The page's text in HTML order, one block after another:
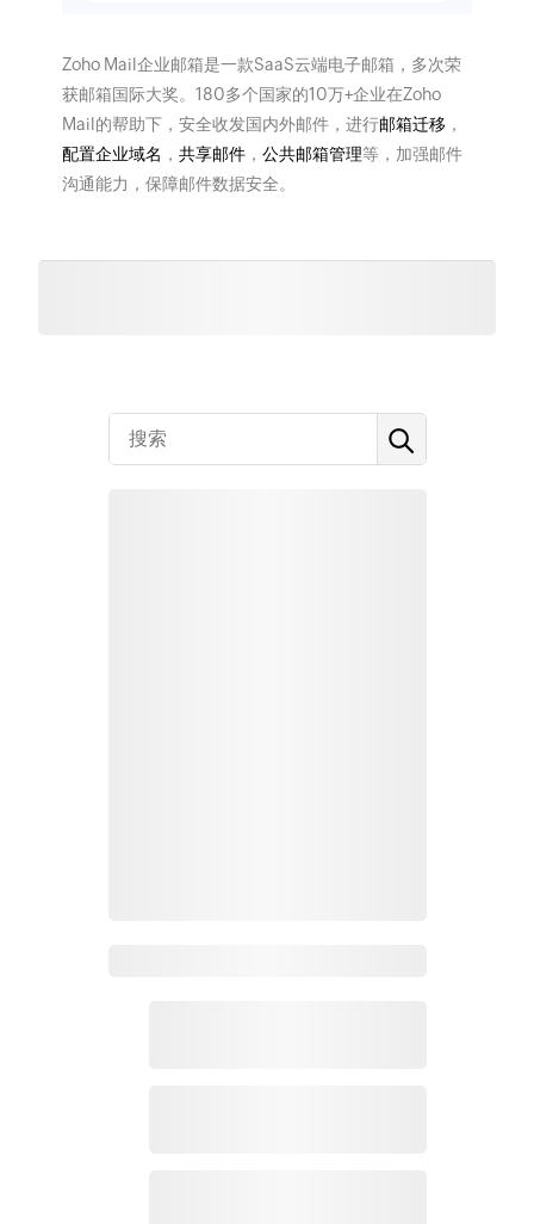
Zoho Mail企业邮箱是一款SaaS云端电子邮箱，多次荣
获邮箱国际大奖。180多个国家的10万+企业在Zoho
Mail的帮助下，安全收发国内外邮件，进行邮箱迁移 ，
配置企业域名 ， 共享邮件， 公共邮箱管理等，加强邮件
沟通能力，保障邮件数据安全。